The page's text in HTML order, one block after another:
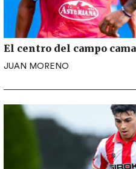
El centro del campo
JUAN MORENO